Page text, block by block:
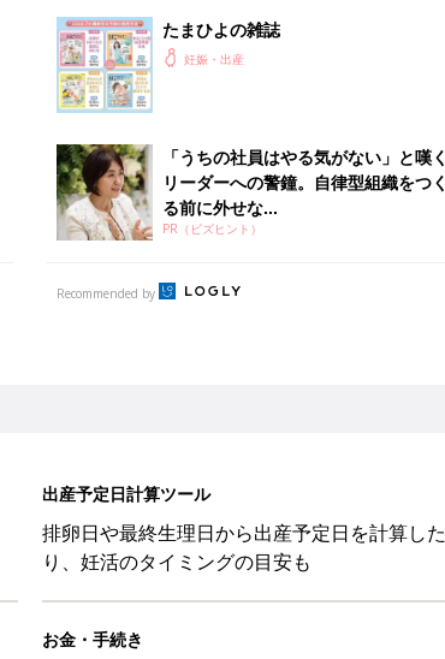
たまひよの雑誌
妊娠・出産
「うちの社員はやる気がない」と嘆く
リーダーへの警鐘。自律型組織をつく
る前に外せな...
PR（ビズヒント）
Recommended by
出産予定日計算ツール
排卵日や最終生理日から出産予定日を計算した
り、妊活のタイミングの目安も
お金・手続き